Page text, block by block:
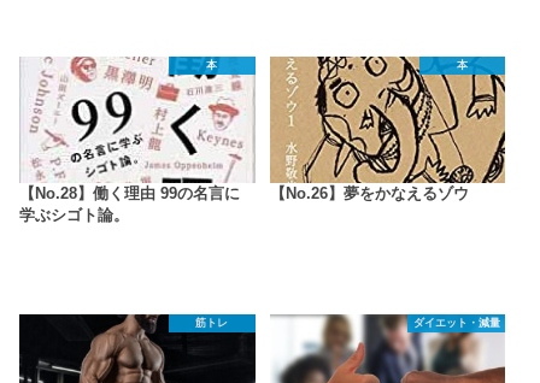
本
【No.28】働く理由 99の名言に
学ぶシゴト論。
本
【No.26】夢をかなえるゾウ
筋トレ ダイエット・減量